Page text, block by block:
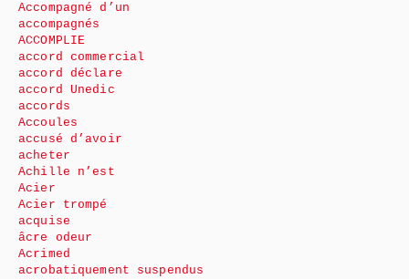
Accompagné d’un
accompagnés
ACCOMPLIE
accord commercial
accord déclare
accord Unedic
accords
Accoules
accusé d’avoir
acheter
Achille n’est
Acier
Acier trompé
acquise
âcre odeur
Acrimed
acrobatiquement suspendus